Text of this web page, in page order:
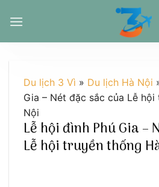
đến
Du lịch 3 Vì » Du lịch Hà Nội
Gia – Nét đặc sắc của Lễ
Nội
Lễ hội đình Phú Gia –
Lễ hội truyền thống